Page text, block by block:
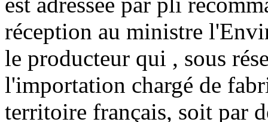
réception au ministre
le producteur qui , sous
l'importation chargé de
territoire français, soit par